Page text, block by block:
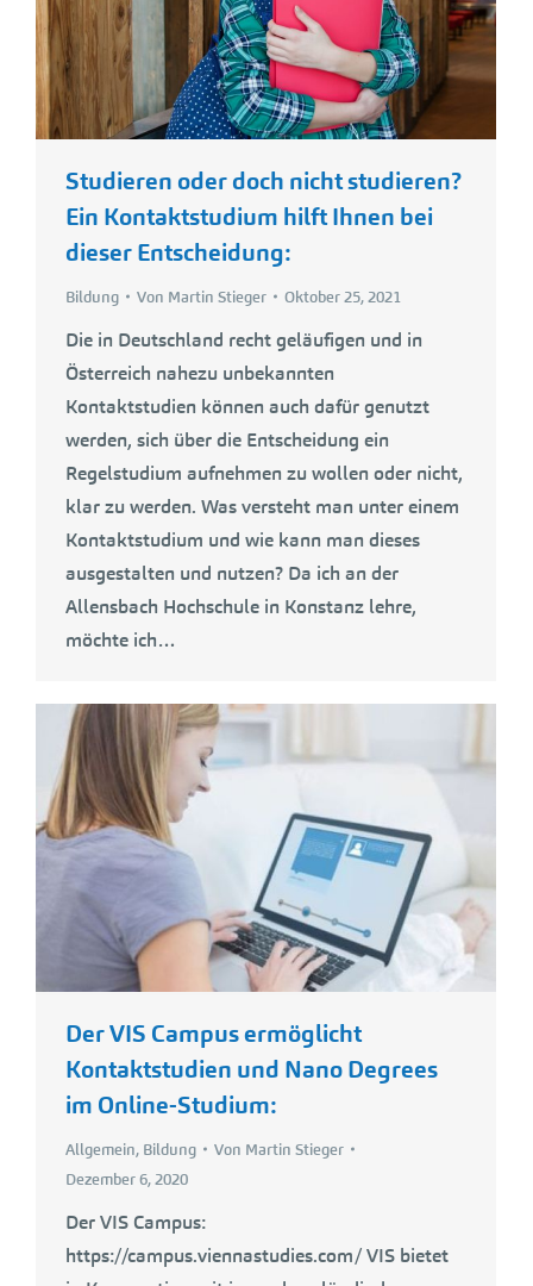
Studieren oder doch nicht studieren?
Ein Kontaktstudium hilft Ihnen bei
dieser Entscheidung:
Bildung Von Martin Stieger Oktober 25, 2021
Die in Deutschland recht geläufigen und in
Österreich nahezu unbekannten
Kontaktstudien können auch dafür genutzt
werden, sich über die Entscheidung ein
Regelstudium aufnehmen zu wollen oder nicht,
klar zu werden. Was versteht man unter einem
Kontaktstudium und wie kann man dieses
ausgestalten und nutzen? Da ich an der
Allensbach Hochschule in Konstanz lehre,
möchte ich…
Der VIS Campus ermöglicht
Kontaktstudien und Nano Degrees
im Online-Studium:
Allgemein, Bildung Von Martin Stieger
Dezember 6, 2020
Der VIS Campus:
https://campus.viennastudies.com/ VIS bietet